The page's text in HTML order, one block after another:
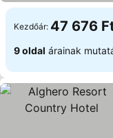
Kezdőár: 47 676
9 oldal árainak